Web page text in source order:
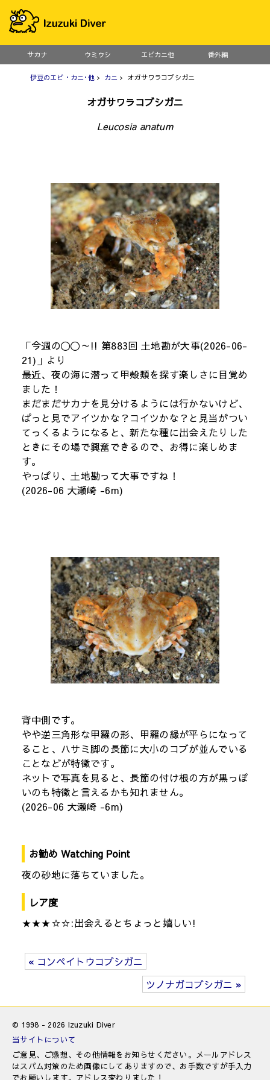
サカナ ウミウシ エビカニ他 番外編
伊豆のエビ・カニ･他> カニ > オガサワラコブシガニ
オガサワラコブシガニ
Leucosia anatum
「今週の〇〇～!! 第883回 土地勘が大事(2026-06-
21)」より
最近、夜の海に潜って甲殻類を探す楽しさに目覚め
ました！
まだまだサカナを見分けるようには行かないけど、
ぱっと見でアイツかな？コイツかな？と見当がつい
てっくるようになると、新たな種に出会えたりした
ときにその場で興奮できるので、お得に楽しめま
す。
やっぱり、土地勘って大事ですね！
(2026-06 大瀬崎 -6m)
背中側です。
やや逆三角形な甲羅の形、甲羅の縁が平らになって
ること、ハサミ脚の長節に大小のコブが並んでいる
ことなどが特徴です。
ネットで写真を見ると、長節の付け根の方が黒っぽ
いのも特徴と言えるかも知れません。
(2026-06 大瀬崎 -6m)
お勧め Watching Point
夜の砂地に落ちていました。
レア度
★★★☆☆:出会えるとちょっと嬉しい!
« コンペイトウコブシガニ
ツノナガコブシガニ »
© 1998 - 2026 Izuzuki Diver
当サイトについて
ご意見、ご感想、その他情報をお知らせください。メールアドレス
はスパム対策のため画像にしてありますので、お手数ですが手入力
でお願いします。アドレス変わりました！